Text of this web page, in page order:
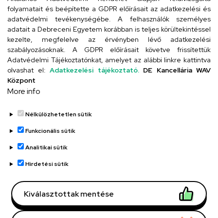
Szervezeti telefonkönyv
UD telefonkönyv
Adatvédelem
Adatvédelem
Régi oldal
Technikai információk
folyamatait és beépítette a GDPR előírásait az adatkezelési és
adatvédelmi tevékenységébe. A felhasználók személyes
adatait a Debreceni Egyetem korábban is teljes körültekintéssel
kezelte, megfelelve az érvényben lévő adatkezelési
szabályozásoknak. A GDPR előírásait követve frissítettük
Adatvédelmi Tájékoztatónkat, amelyet az alábbi linkre kattintva
olvashat el: Adatkezelési tájékoztató. DE Kancellária WAV
Központ
More info
Nélkülözhetetlen sütik
Funkcionális sütik
Analitikai sütik
Hirdetési sütik
Kiválasztottak mentése